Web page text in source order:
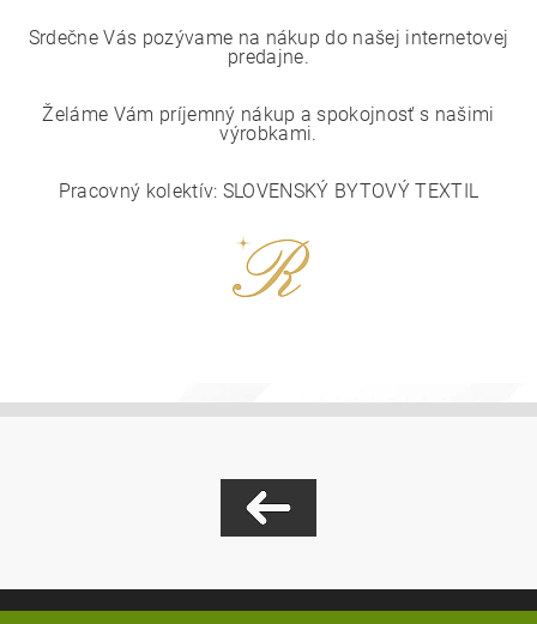
Srdečne Vás pozývame na nákup do našej internetovej
predajne.
Želáme Vám príjemný nákup a spokojnosť s našimi
výrobkami.
Pracovný kolektív: SLOVENSKÝ BYTOVÝ TEXTIL